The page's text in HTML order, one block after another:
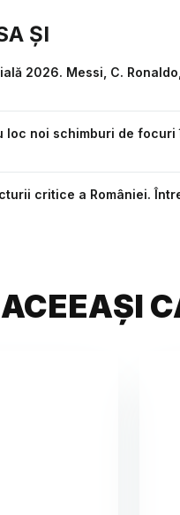
ȘI
2026. Messi, C.
loc noi schimburi de
critice a României.